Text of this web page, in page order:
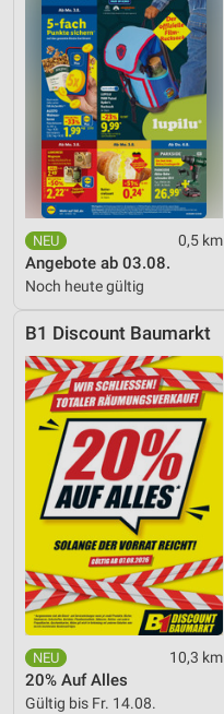
0,5 km
Angebote ab 03.08.
Noch heute gültig
B1 Discount Baumarkt
10,3 km
20% Auf Alles
Gültig bis Fr. 14.08.